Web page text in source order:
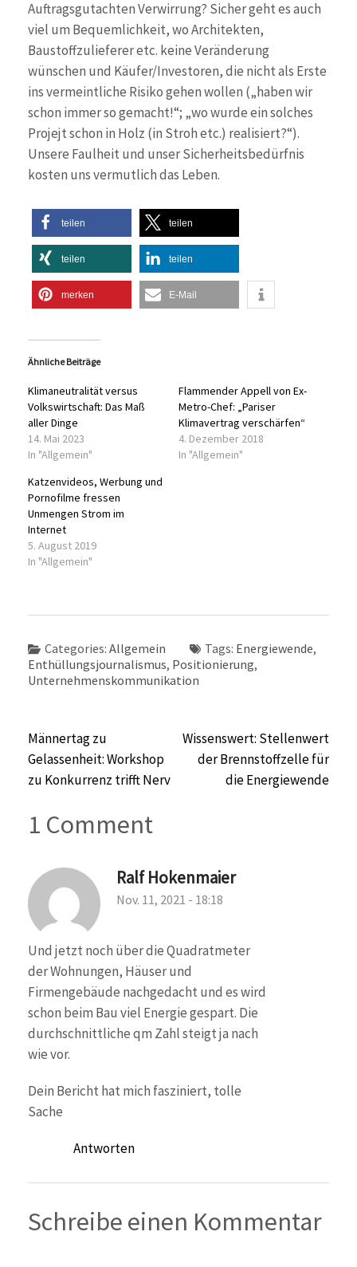
Auftragsgutachten Verwirrung? Sicher geht es auch
viel um Bequemlichkeit, wo Architekten,
Baustoffzulieferer etc. keine Veränderung
wünschen und Käufer/Investoren, die nicht als Erste
ins vermeintliche Risiko gehen wollen („haben wir
schon immer so gemacht!“; „wo wurde ein solches
Projejt schon in Holz (in Stroh etc.) realisiert?“).
Unsere Faulheit und unser Sicherheitsbedürfnis
kosten uns vermutlich das Leben.
teilen teilen
teilen teilen
merken E-Mail
Ähnliche Beiträge
Klimaneutralität versus
Volkswirtschaft: Das Maß
aller Dinge
14. Mai 2023
In "Allgemein"
Flammender Appell von Ex-
Metro-Chef: „Pariser
Klimavertrag verschärfen“
4. Dezember 2018
In "Allgemein"
Katzenvideos, Werbung und
Pornofilme fressen
Unmengen Strom im
Internet
5. August 2019
In "Allgemein"
Categories: Allgemein Tags: Energiewende,
Enthüllungsjournalismus, Positionierung,
Unternehmenskommunikation
Beitragsnavigation
Männertag zu
Gelassenheit: Workshop
zu Konkurrenz trifft Nerv
Wissenswert: Stellenwert
der Brennstoffzelle für
die Energiewende
1 Comment
Ralf Hokenmaier
Nov. 11, 2021 - 18:18
Und jetzt noch über die Quadratmeter
der Wohnungen, Häuser und
Firmengebäude nachgedacht und es wird
schon beim Bau viel Energie gespart. Die
durchschnittliche qm Zahl steigt ja nach
wie vor.
Dein Bericht hat mich fasziniert, tolle
Sache
Antworten
Schreibe einen Kommentar